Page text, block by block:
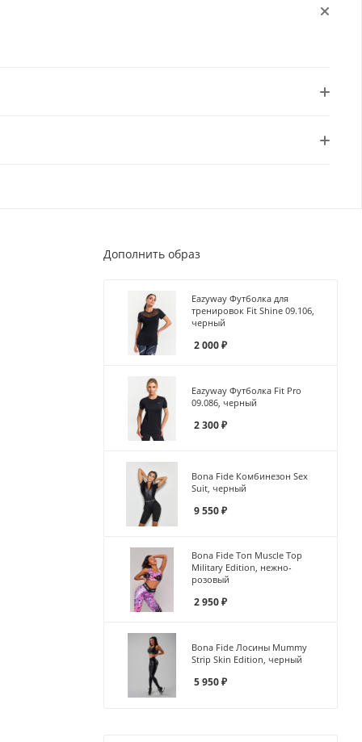
Дополнить образ
Eazyway Футболка для
тренировок Fit Shine 09.106,
черный
2 000₽
Eazyway Футболка Fit Pro
09.086, черный
2 300₽
Bona Fide Комбинезон Sex
Suit, черный
9 550₽
Bona Fide Топ Muscle Top
Military Edition, нежно-
розовый
2 950₽
Bona Fide Лосины Mummy
Strip Skin Edition, черный
5 950₽